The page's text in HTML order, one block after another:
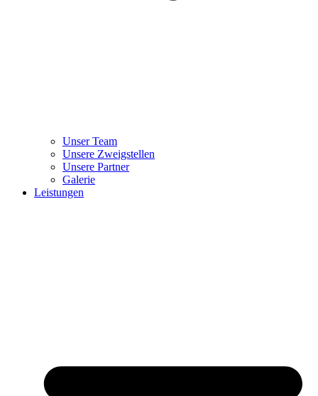
Unser Team
Unsere Zweigstellen
Unsere Partner
Galerie
Leistungen